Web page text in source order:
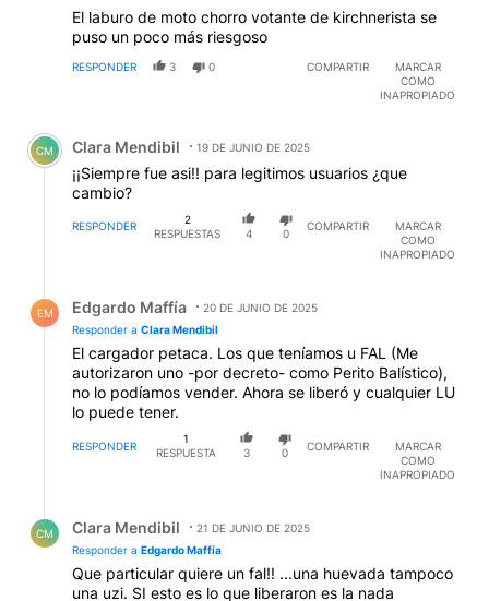
El laburo de moto chorro votante de kirchnerista se
puso un poco más riesgoso
RESPONDER 3 0 COMPARTIR
MARCAR
COMO
INAPROPIADO
Comentario de Clara Mendibil.
CM Clara Mendibil 19 DE JUNIO DE 2025
¡¡Siempre fue asi!! para legitimos usuarios ¿que
cambio?
RESPONDER
2
RESPUESTAS
4 0
COMPARTIR
MARCAR
COMO
INAPROPIADO
EM Edgardo Maffía
20 DE JUNIO DE 2025
Responder a Clara Mendibil
El cargador petaca. Los que teníamos u FAL (Me
autorizaron uno -por decreto- como Perito Balístico),
no lo podíamos vender. Ahora se liberó y cualquier LU
lo puede tener.
RESPONDER
1
RESPUESTA
3 0
COMPARTIR
MARCAR
COMO
INAPROPIADO
CM Clara Mendibil
21 DE JUNIO DE 2025
Responder a Edgardo Maffía
Que particular quiere un fal!! ...una huevada tampoco
una uzi. SI esto es lo que liberaron es la nada